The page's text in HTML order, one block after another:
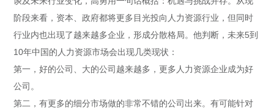
阶段来看，资本、政府都将更多目光投向人力资源行业，但同时
行业内也出现了越来越多企业，形成分散格局。他判断，未来5到
10年中国的人力资源市场会出现几类现状：
第一，好的公司、大的公司越来越多，更多人力资源企业成为好
公司。
第二，有更多的细分市场做的非常不错的公司出来。有可能针对